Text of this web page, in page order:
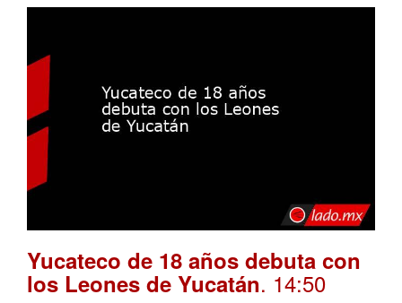
Yucateco de 18 años debuta con
los Leones de Yucatán. 14:50